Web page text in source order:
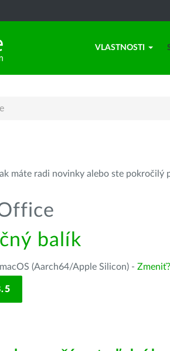
VLASTNOSTI
máte radi novinky alebo ste pokročilý
balík
(Aarch64/Apple Silicon) - Zmeniť?